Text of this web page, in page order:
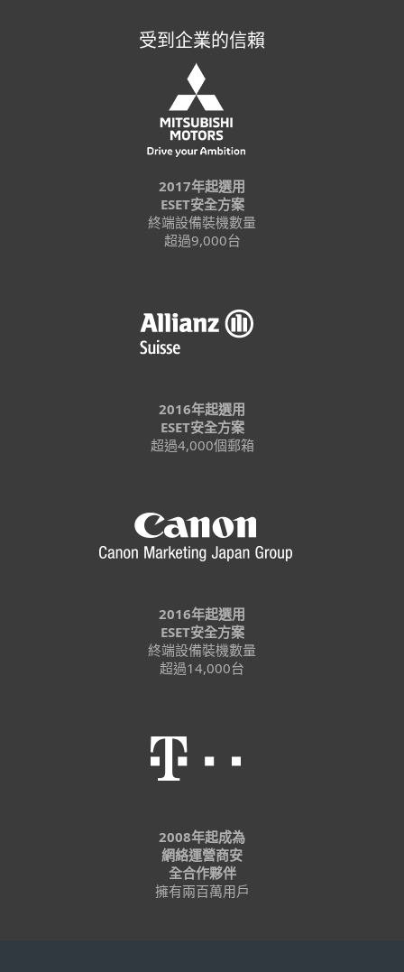
受到企業的信賴
2017年起選用
ESET安全方案
終端設備裝機數量
超過9,000台
2016年起選用
ESET安全方案
超過4,000個郵箱
2016年起選用
ESET安全方案
終端設備裝機數量
超過14,000台
2008年起成為
網絡運營商安
全合作夥伴
擁有兩百萬用戶